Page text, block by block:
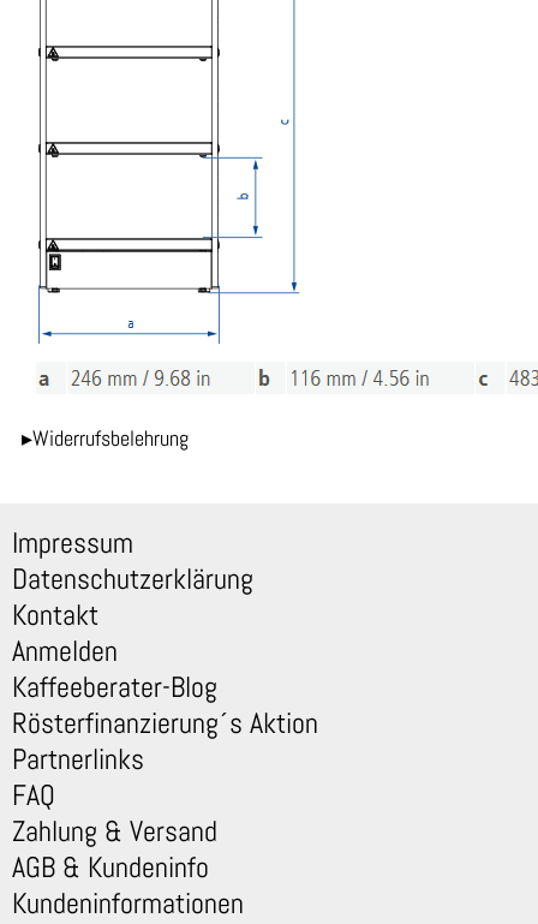
▸Widerrufsbelehrung
Impressum
Datenschutzerklärung
Kontakt
Anmelden
Kaffeeberater-Blog
Rösterfinanzierung´s Aktion
Partnerlinks
FAQ
Zahlung & Versand
AGB & Kundeninfo
Kundeninformationen